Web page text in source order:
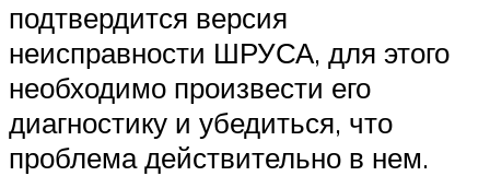
подтвердится версия
неисправности ШРУСА, для этого
необходимо произвести его
диагностику и убедиться, что
проблема действительно в нем.